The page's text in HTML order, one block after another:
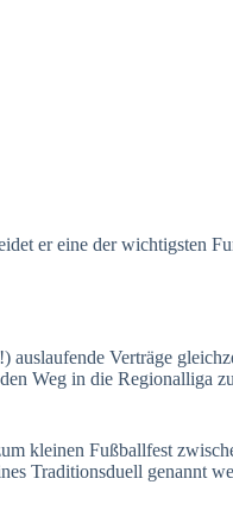
er eine der wichtigsten
auslaufende Verträge
Weg in die Regionalliga
kleinen Fußballfest
Traditionsduell genannt